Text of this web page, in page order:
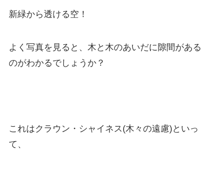
新緑から透ける空！
よく写真を見ると、木と木のあいだに隙間がある
のがわかるでしょうか？
これはクラウン・シャイネス(木々の遠慮)といっ
て、